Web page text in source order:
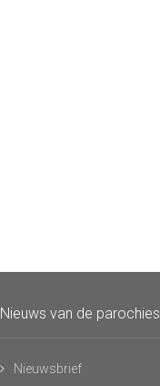
Nieuws van de parochies
Nieuwsbrief